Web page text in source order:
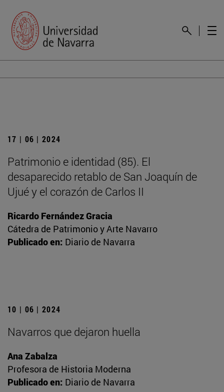
17 | 06 | 2024
Patrimonio e identidad (85). El
desaparecido retablo de San Joaquín de
Ujué y el corazón de Carlos II
Ricardo Fernández Gracia
Cátedra de Patrimonio y Arte Navarro
Publicado en: Diario de Navarra
10 | 06 | 2024
Navarros que dejaron huella
Ana Zabalza
Profesora de Historia Moderna
Publicado en: Diario de Navarra